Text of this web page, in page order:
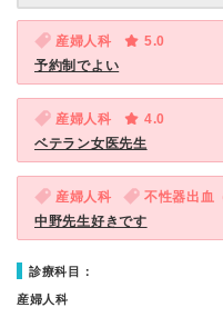
産婦人科
5.0
予約制でよい
産婦人科
4.0
ベテラン女医先生
産婦人科 不性器出血
中野先生好きです
診療科目：
産婦人科